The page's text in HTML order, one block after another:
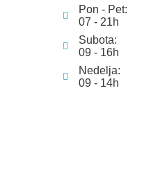
Pon - Pet:
07 - 21h
Subota:
09 - 16h
Nedelja:
09 - 14h